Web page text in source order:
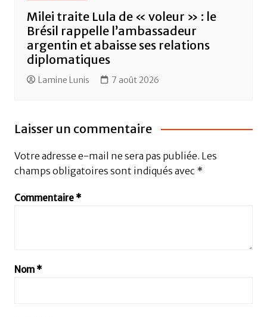
Milei traite Lula de « voleur » : le
Brésil rappelle l’ambassadeur
argentin et abaisse ses relations
diplomatiques
Lamine Lunis 7 août 2026
Laisser un commentaire
Votre adresse e-mail ne sera pas publiée. Les
champs obligatoires sont indiqués avec *
Commentaire *
Nom *